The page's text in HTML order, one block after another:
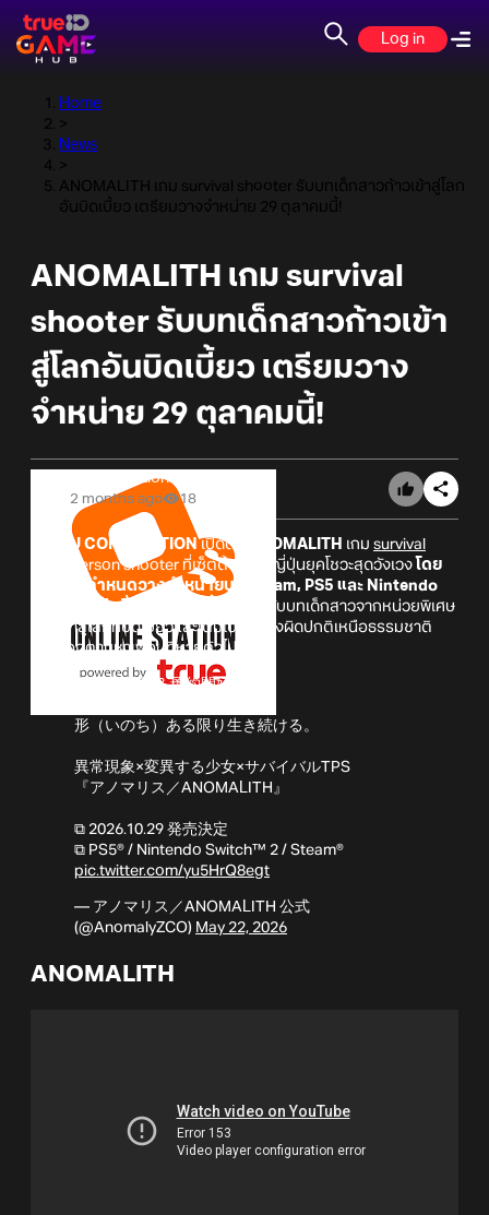
Log in
Home
>
News
>
ANOMALITH เกม survival shooter รับบทเด็กสาวก้าวเข้าสู่โลก
อันบิดเบี้ยว เตรียมวางจำหน่าย 29 ตุลาคมนี้!
ANOMALITH เกม survival
shooter รับบทเด็กสาวก้าวเข้า
สู่โลกอันบิดเบี้ยว เตรียมวาง
จำหน่าย 29 ตุลาคมนี้!
Online Station
2 months ago
18
FURYU CORPORATION เปิดตัว ANOMALITH เกม survival
third-person shooter ที่เซ็ตติ้งอยู่ในญี่ปุ่นยุคโชวะสุดวังเวง โดย
ตัวเกมมีกำหนดวางจำหน่ายบน Steam, PS5 และ Nintendo
Switch 2 วันที่ 29 ตุลาคมนี้!
เตรียมรับบทเด็กสาวจากหน่วยพิเศษ
ก้าวเข้าสู่โลกที่บิดเบี้ยวและเต็มไปด้วยสิ่งผิดปกติเหนือธรรมชาติ
เพื่อออกตามหาเพื่อนที่หายตัวไป
◤ 情報解禁 & 予約開始 ◢
形（いのち）ある限り生き続ける。
異常現象×変異する少女×サバイバルTPS
『アノマリス／ANOMALITH』
⧉ 2026.10.29 発売決定
⧉ PS5® / Nintendo Switch™ 2 / Steam®
pic.twitter.com/yu5HrQ8egt
— アノマリス／ANOMALITH 公式
(@AnomalyZCO) May 22, 2026
ANOMALITH